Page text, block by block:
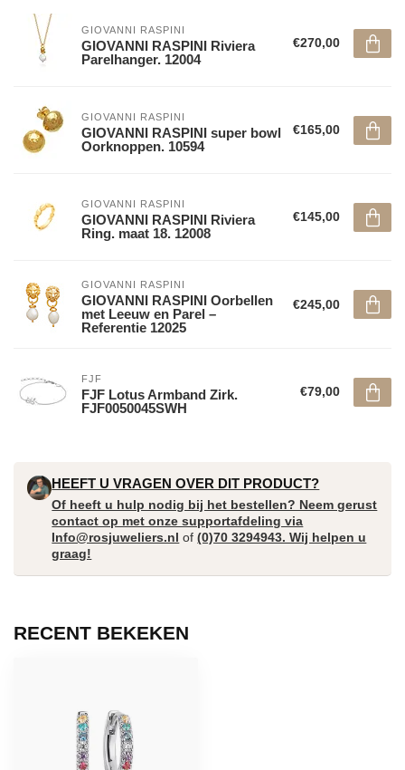
GIOVANNI RASPINI
GIOVANNI RASPINI Riviera
Parelhanger. 12004
€270,00
GIOVANNI RASPINI
GIOVANNI RASPINI super bowl
Oorknoppen. 10594
€165,00
GIOVANNI RASPINI
GIOVANNI RASPINI Riviera
Ring. maat 18. 12008
€145,00
GIOVANNI RASPINI
GIOVANNI RASPINI Oorbellen
met Leeuw en Parel –
Referentie 12025
€245,00
FJF
FJF Lotus Armband Zirk.
FJF0050045SWH
€79,00
HEEFT U VRAGEN OVER DIT PRODUCT?
Of heeft u hulp nodig bij het bestellen? Neem gerust
contact op met onze supportafdeling via
Info@rosjuweliers.nl of(0)70 3294943. Wij helpen u
graag!
RECENT BEKEKEN